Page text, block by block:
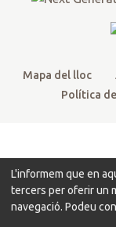
Mapa del lloc
Política
L'informem que en
tercers per oferir un
navegació. Podeu